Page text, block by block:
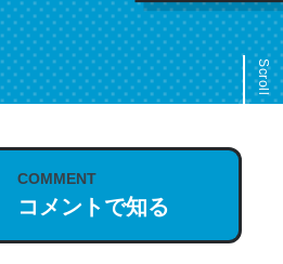
Scroll
COMMENT
コメントで知る
これは名文。彼はとてもクレバー
う。英語少しでも読める人は原文
れ好き。Let’s Fucking Go. Then